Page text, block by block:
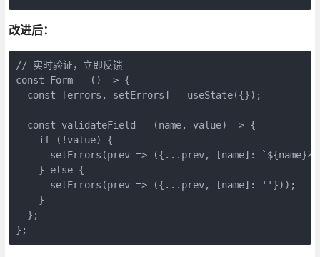
改进后：
// 实时验证，立即反馈
const Form = () => {
  const [errors, setErrors] = useState({});
  const validateField = (name, value) => {
    if (!value) {
setErrors(prev => ({...prev, [name]: `${name}不
    } else {
      setErrors(prev => ({...prev, [name]: ''}));
    }
  };
};